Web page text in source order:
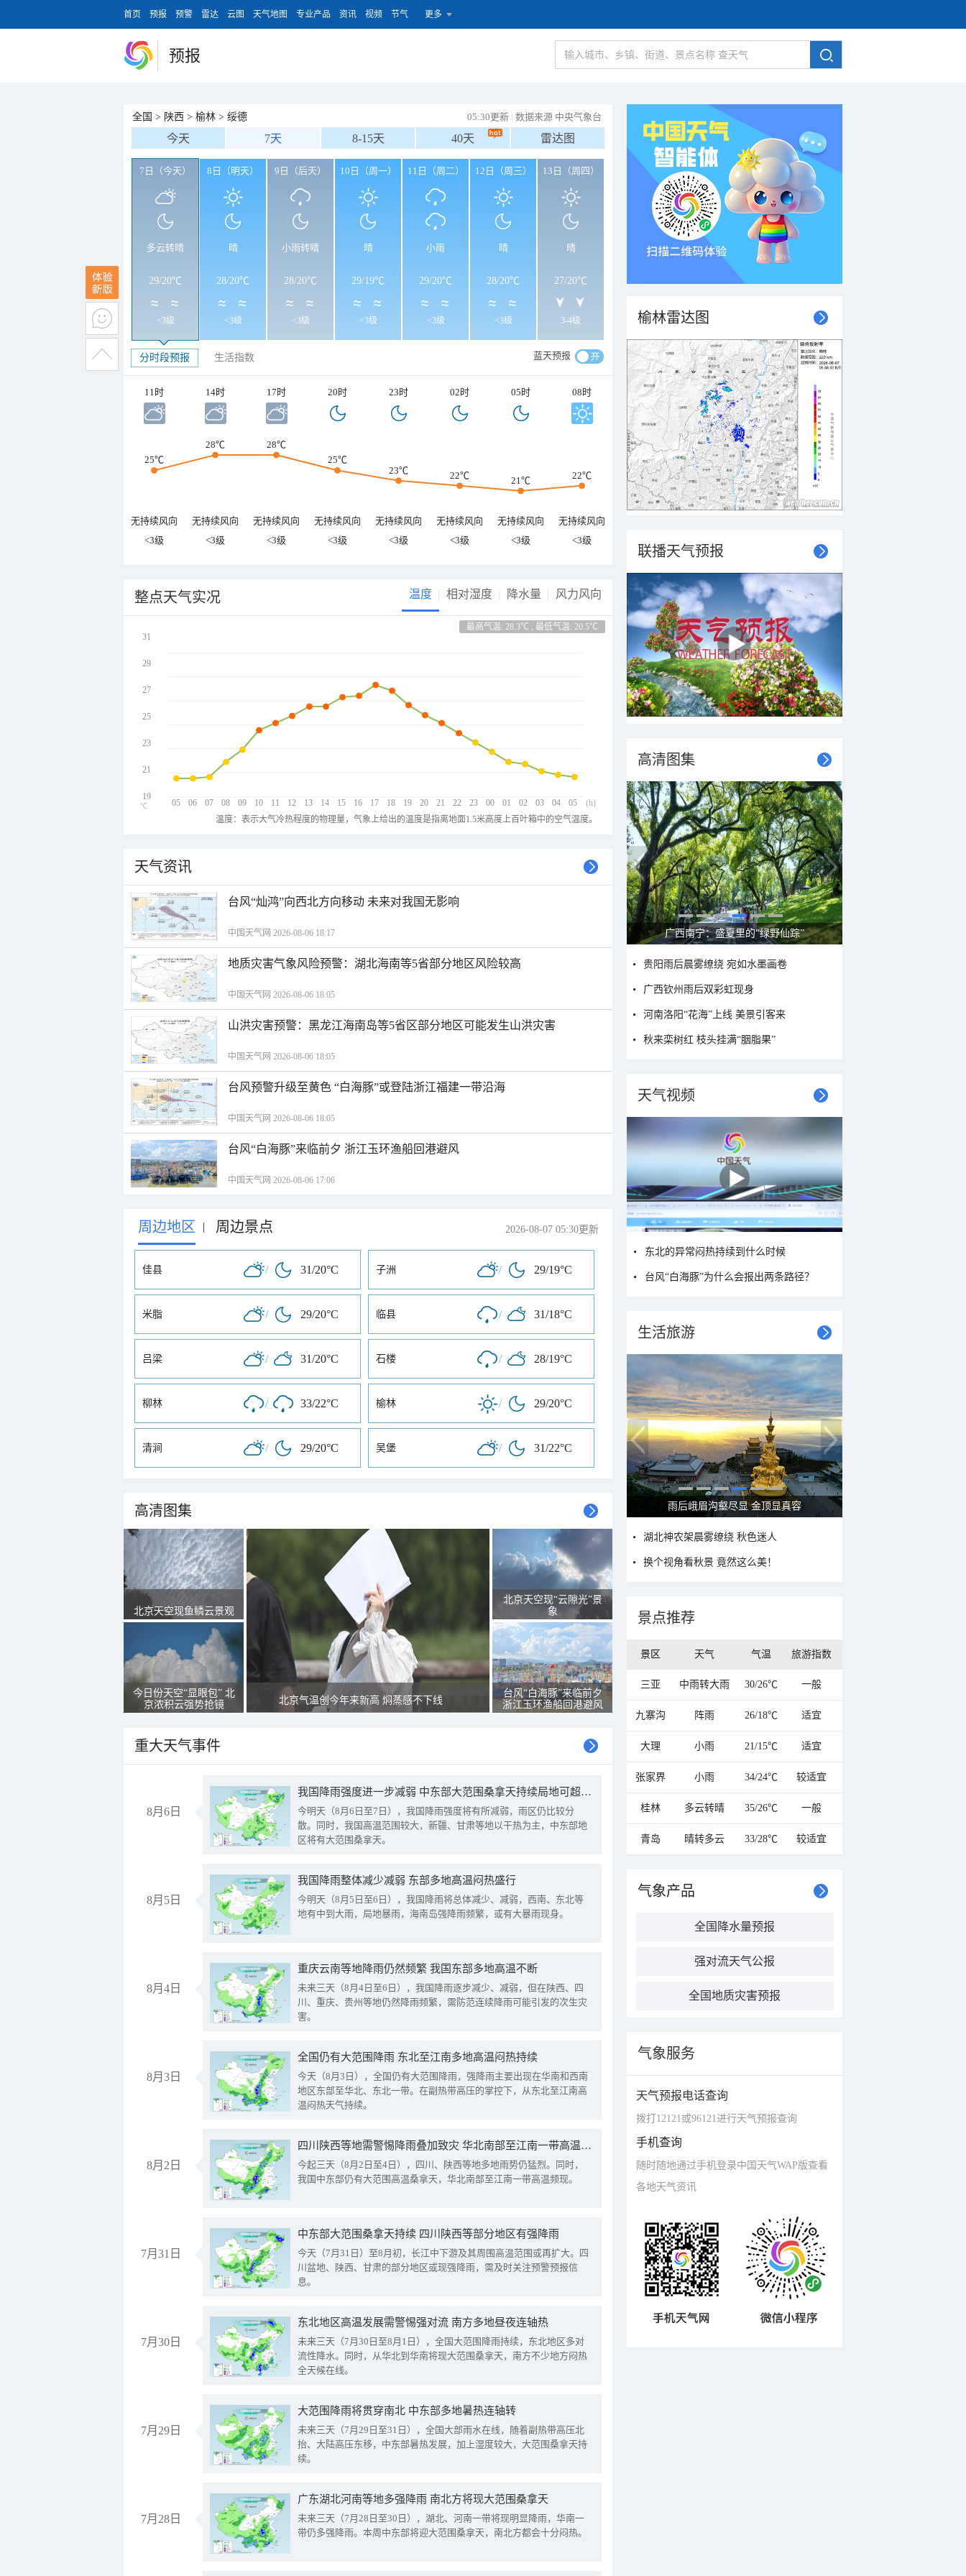
首页 预报 预警 雷达 云图 天气地图 专业产品 资讯 视频 节气 更多
预报
全国 > 陕西 > 榆林 > 绥德 05:30更新 | 数据来源 中央气象台
今天 7天 8-15天 40天 雷达图
7日（今天）
多云转晴
29/20℃
<3级
8日（明天）
晴
28/20℃
<3级
9日（后天）
小雨转晴
28/20℃
<3级
10日（周一）
晴
29/19℃
<3级
11日（周二）
小雨
29/20℃
<3级
12日（周三）
晴
28/20℃
<3级
13日（周四）
晴
27/20℃
3-4级
分时段预报 生活指数 蓝天预报
11时 14时 17时 20时 23时 02时 05时 08时
25℃
28℃
28℃
25℃
23℃
22℃ 21℃ 22℃
无持续风向 无持续风向 无持续风向 无持续风向 无持续风向 无持续风向 无持续风向
无持续风向
<3级
<3级 <3级 <3级 <3级 <3级 <3级 <3级
整点天气实况 温度 相对湿度 降水量 风力风向
最高气温: 28.3℃ , 最低气温: 20.5℃
05 06 07 08 09 10 11 12 13 14 15 16 17 18 19 20 21 22 23 00 01 02 03 04 05
31
29
27
25
23
21
19
(h)
℃
温度：表示大气冷热程度的物理量，气象上给出的温度是指离地面1.5米高度上百叶箱中的空气温度。
天气资讯
台风“灿鸿”向西北方向移动 未来对我国无影响
中国天气网 2026-08-06 18:17
地质灾害气象风险预警：湖北海南等5省部分地区风险较高
中国天气网 2026-08-06 18:05
山洪灾害预警：黑龙江海南岛等5省区部分地区可能发生山洪灾害
中国天气网 2026-08-06 18:05
台风预警升级至黄色 “白海豚”或登陆浙江福建一带沿海
中国天气网 2026-08-06 18:05
台风“白海豚”来临前夕 浙江玉环渔船回港避风
中国天气网 2026-08-06 17:06
周边地区 | 周边景点 2026-08-07 05:30更新
佳县 / 31/20°C 子洲 / 29/19°C
米脂 / 29/20°C 临县 / 31/18°C
吕梁 / 31/20°C 石楼 / 28/19°C
柳林 / 33/22°C 榆林 / 29/20°C
清涧 / 29/20°C 吴堡 / 31/22°C
高清图集
北京天空现鱼鳞云景观
今日份天空“显眼包” 北
京浓积云强势抢镜
北京气温创今年来新高 焖蒸感不下线
北京天空现“云隙光”景
象
台风“白海豚”来临前夕
浙江玉环渔船回港避风
重大天气事件
8月6日
我国降雨强度进一步减弱 中东部大范围桑拿天持续局地可超38℃
今明天（8月6日至7日），我国降雨强度将有所减弱，雨区仍比较分
散。同时，我国高温范围较大，新疆、甘肃等地以干热为主，中东部地
区将有大范围桑拿天。
8月5日
我国降雨整体减少减弱 东部多地高温闷热盛行
今明天（8月5日至6日），我国降雨将总体减少、减弱，西南、东北等
地有中到大雨，局地暴雨，海南岛强降雨频繁，或有大暴雨现身。
8月4日
重庆云南等地降雨仍然频繁 我国东部多地高温不断
未来三天（8月4日至6日），我国降雨逐步减少、减弱，但在陕西、四
川、重庆、贵州等地仍然降雨频繁，需防范连续降雨可能引发的次生灾
害。
8月3日
全国仍有大范围降雨 东北至江南多地高温闷热持续
今天（8月3日），全国仍有大范围降雨，强降雨主要出现在华南和西南
地区东部至华北、东北一带。在副热带高压的掌控下，从东北至江南高
温闷热天气持续。
8月2日
四川陕西等地需警惕降雨叠加致灾 华北南部至江南一带高温频现
今起三天（8月2日至4日），四川、陕西等地多地雨势仍猛烈。同时，
我国中东部仍有大范围高温桑拿天，华北南部至江南一带高温频现。
7月31日
中东部大范围桑拿天持续 四川陕西等部分地区有强降雨
今天（7月31日）至8月初，长江中下游及其周围高温范围或再扩大。四
川盆地、陕西、甘肃的部分地区或现强降雨，需及时关注预警预报信
息。
7月30日
东北地区高温发展需警惕强对流 南方多地昼夜连轴热
未来三天（7月30日至8月1日），全国大范围降雨持续，东北地区多对
流性降水。同时，从华北到华南将现大范围桑拿天，南方不少地方闷热
全天候在线。
7月29日
大范围降雨将贯穿南北 中东部多地暑热连轴转
未来三天（7月29日至31日），全国大部雨水在线，随着副热带高压北
抬、大陆高压东移，中东部暑热发展，加上湿度较大，大范围桑拿天持
续。
7月28日
广东湖北河南等地多强降雨 南北方将现大范围桑拿天
未来三天（7月28日至30日），湖北、河南一带将现明显降雨，华南一
带仍多强降雨。本周中东部将迎大范围桑拿天，南北方都会十分闷热。
榆林雷达图
联播天气预报
高清图集
呼伦贝尔草原 藏着最治愈的蓝天白云
贵阳雨后晨雾缭绕 宛如水墨画卷
广西钦州雨后双彩虹现身
河南洛阳“花海”上线 美景引客来
秋来栾树红 枝头挂满“胭脂果”
天气视频
东北的异常闷热持续到什么时候
台风“白海豚”为什么会报出两条路径？
生活旅游
秋意浓 蓝天映衬下的哈尔滨伏尔加庄园
湖北神农架晨雾缭绕 秋色迷人
换个视角看秋景 竟然这么美！
景点推荐
景区 天气 气温 旅游指数
三亚 中雨转大雨 30/26℃ 一般
九寨沟 阵雨 26/18℃ 适宜
大理 小雨 21/15℃ 适宜
张家界 小雨 34/24℃ 较适宜
桂林 多云转晴 35/26℃ 一般
青岛 晴转多云 33/28℃ 较适宜
气象产品
全国降水量预报
强对流天气公报
全国地质灾害预报
气象服务
天气预报电话查询
拨打12121或96121进行天气预报查询
手机查询
随时随地通过手机登录中国天气WAP版查看
各地天气资讯